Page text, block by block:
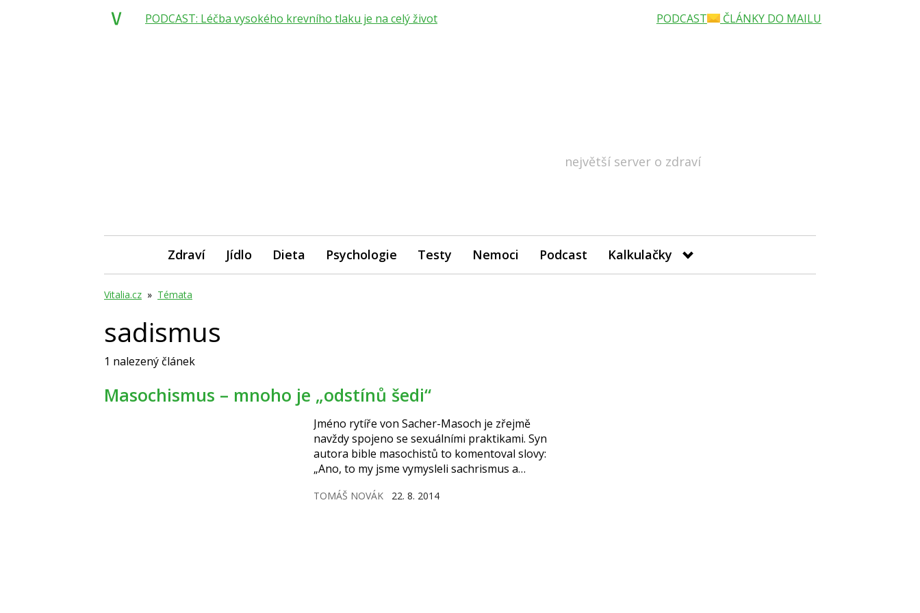
největší server o zdraví
Zdraví Jídlo Dieta Psychologie Testy Nemoci Podcast Kalkulačky
Vitalia.cz » Témata
sadismus
1 nalezený článek
Masochismus – mnoho je „odstínů šedi“
Jméno rytíře von Sacher-Masoch je zřejmě
navždy spojeno se sexuálními praktikami. Syn
autora bible masochistů to komentoval slovy:
„Ano, to my jsme vymysleli sachrismus a
TOMÁŠ NOVÁK 22. 8. 2014
PODCAST: Léčba vysokého krevního tlaku je na celý život PODCAST ČLÁNKY DO MAILU